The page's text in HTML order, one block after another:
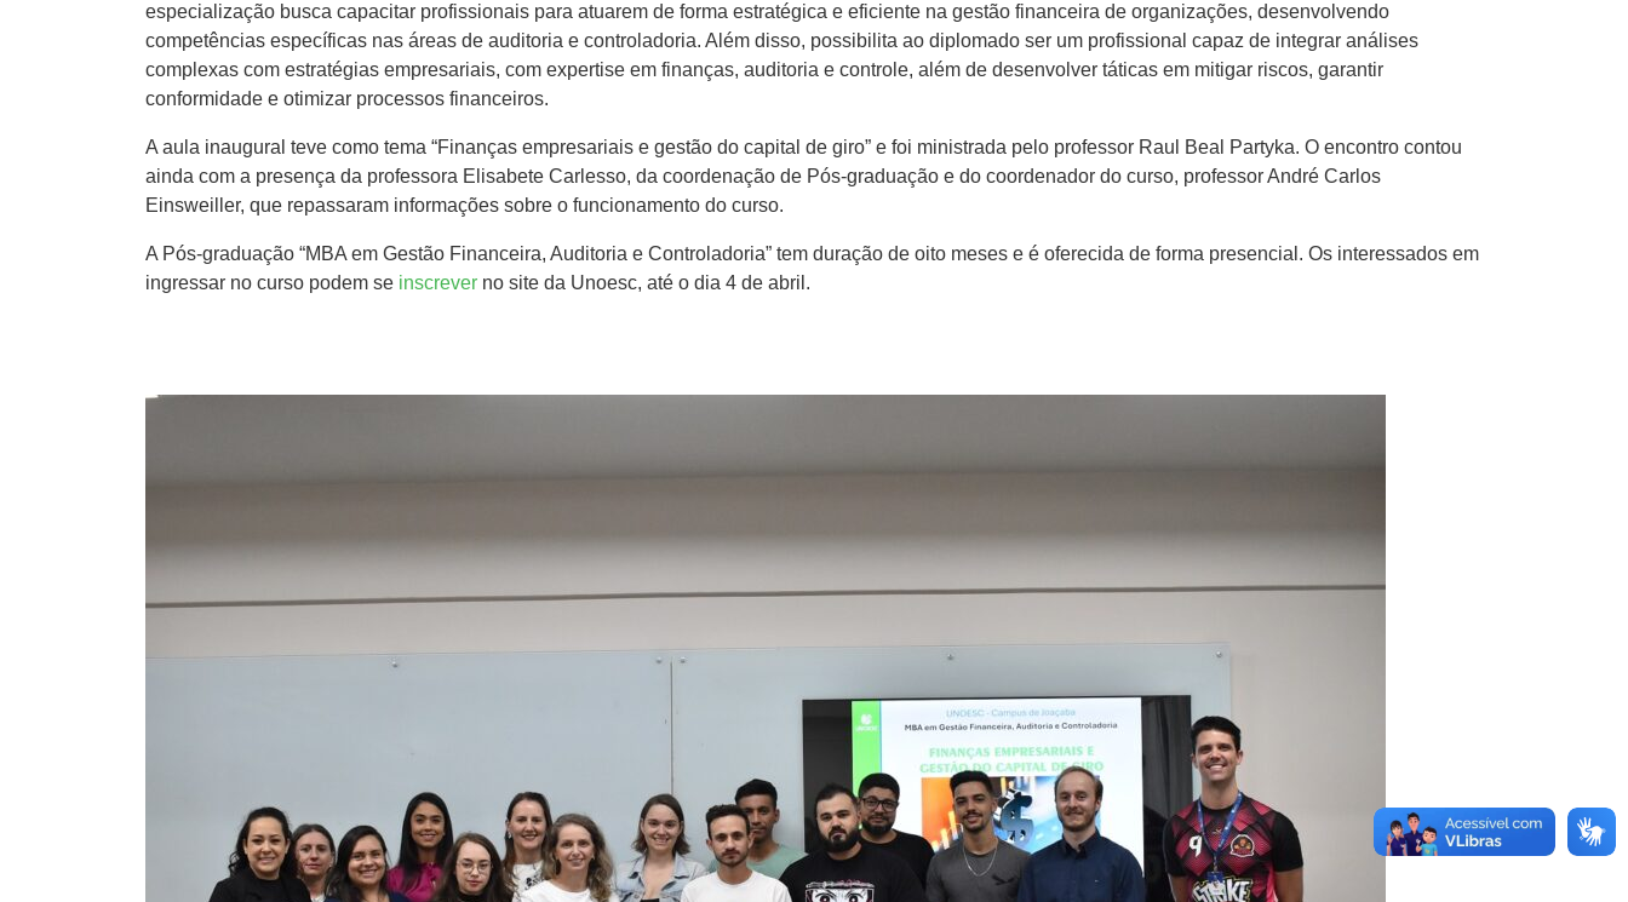
especialização busca capacitar profissionais para atuarem de forma estratégica e eficiente na gestão financeira de organizações, desenvolvendo
competências específicas nas áreas de auditoria e controladoria. Além disso, possibilita ao diplomado ser um profissional capaz de integrar análises
complexas com estratégias empresariais, com expertise em finanças, auditoria e controle, além de desenvolver táticas em mitigar riscos, garantir
conformidade e otimizar processos financeiros.
A aula inaugural teve como tema “Finanças empresariais e gestão do capital de giro” e foi ministrada pelo professor Raul Beal Partyka. O encontro contou
ainda com a presença da professora Elisabete Carlesso, da coordenação de Pós-graduação e do coordenador do curso, professor André Carlos
Einsweiller, que repassaram informações sobre o funcionamento do curso.
A Pós-graduação “MBA em Gestão Financeira, Auditoria e Controladoria” tem duração de oito meses e é oferecida de forma presencial. Os interessados em
ingressar no curso podem se inscrever no site da Unoesc, até o dia 4 de abril.